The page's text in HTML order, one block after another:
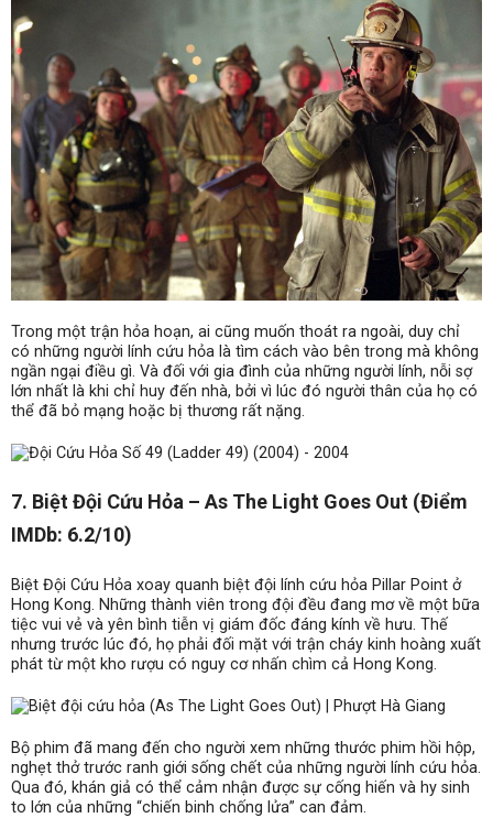
Trong một trận hỏa hoạn, ai cũng muốn thoát ra ngoài, duy chỉ
có những người lính cứu hỏa là tìm cách vào bên trong mà không
ngần ngại điều gì. Và đối với gia đình của những người lính, nỗi sợ
lớn nhất là khi chỉ huy đến nhà, bởi vì lúc đó người thân của họ có
thể đã bỏ mạng hoặc bị thương rất nặng.
7. Biệt Đội Cứu Hỏa – As The Light Goes Out (Điểm
IMDb: 6.2/10)
Biệt Đội Cứu Hỏa xoay quanh biệt đội lính cứu hỏa Pillar Point ở
Hong Kong. Những thành viên trong đội đều đang mơ về một bữa
tiệc vui vẻ và yên bình tiễn vị giám đốc đáng kính về hưu. Thế
nhưng trước lúc đó, họ phải đối mặt với trận cháy kinh hoàng xuất
phát từ một kho rượu có nguy cơ nhấn chìm cả Hong Kong.
Bộ phim đã mang đến cho người xem những thước phim hồi hộp,
nghẹt thở trước ranh giới sống chết của những người lính cứu hỏa.
Qua đó, khán giả có thể cảm nhận được sự cống hiến và hy sinh
to lớn của những “chiến binh chống lửa” can đảm.